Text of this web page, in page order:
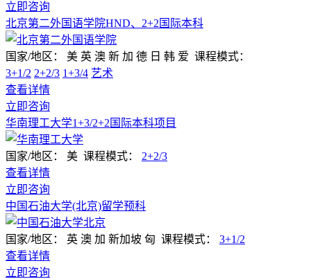
立即咨询
北京第二外国语学院HND、2+2国际本科
国家/地区： 美 英 澳 新 加 德 日 韩 爱 课程模式：
3+1/2 2+2/3 1+3/4 艺术
查看详情
立即咨询
华南理工大学1+3/2+2国际本科项目
国家/地区： 美 课程模式： 2+2/3
查看详情
立即咨询
中国石油大学(北京)留学预科
国家/地区： 英 澳 加 新加坡 匈 课程模式： 3+1/2
查看详情
立即咨询